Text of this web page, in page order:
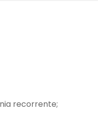
recorrente;